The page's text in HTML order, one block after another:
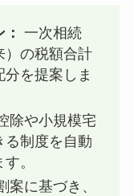
一次相続
）の税額合計
を提案しま
除や小規模宅
る制度を自動
。
案に基づき、